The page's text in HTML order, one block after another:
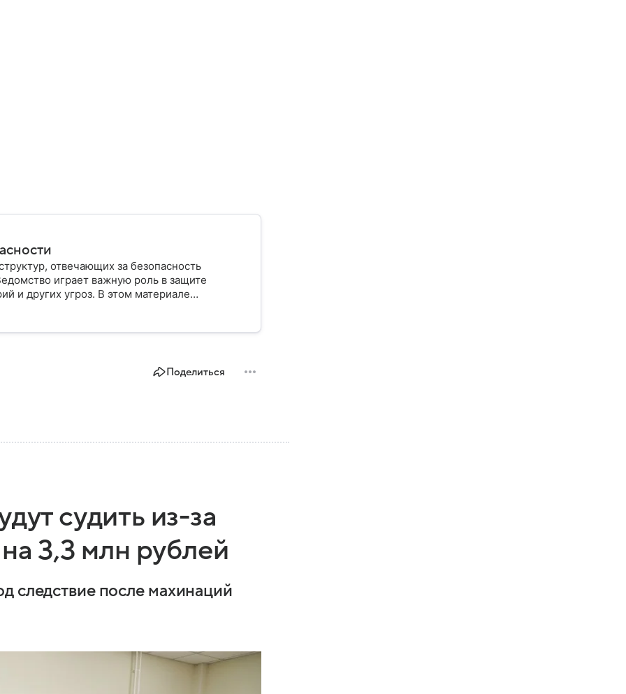
отвечающих за безопасность
играет важную роль в защите
и других угроз. В этом материале
какие задачи выполняет и какую роль
Поделиться
судить из-за
3,3 млн рублей
следствие после махинаций